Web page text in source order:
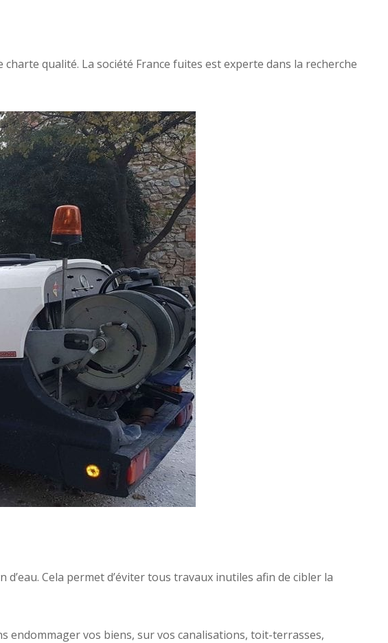
qualité. La société France fuites est experte dans la recherche
Cela permet d’éviter tous travaux inutiles afin de cibler la
endommager vos biens, sur vos canalisations, toit-terrasses,